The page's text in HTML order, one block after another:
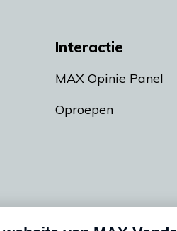
Interactie
MAX Opinie Panel
Oproepen